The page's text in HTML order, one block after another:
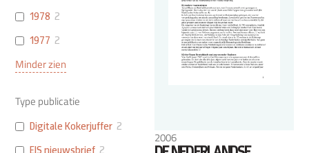
1978 2
1977 2
Minder zien
Type publicatie
Digitale Kokerjuffer 2
EIS nieuwsbrief 2
2006